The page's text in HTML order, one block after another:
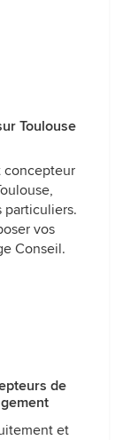
Toulouse
concepteur
particuliers.
vos
Conseil.
de
et